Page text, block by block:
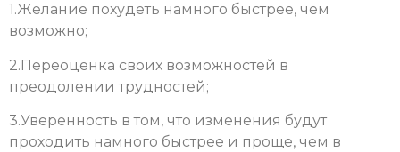
1.Желание похудеть намного быстрее, чем
возможно;
2.Переоценка своих возможностей в
преодолении трудностей;
3.Уверенность в том, что изменения будут
проходить намного быстрее и проще, чем в